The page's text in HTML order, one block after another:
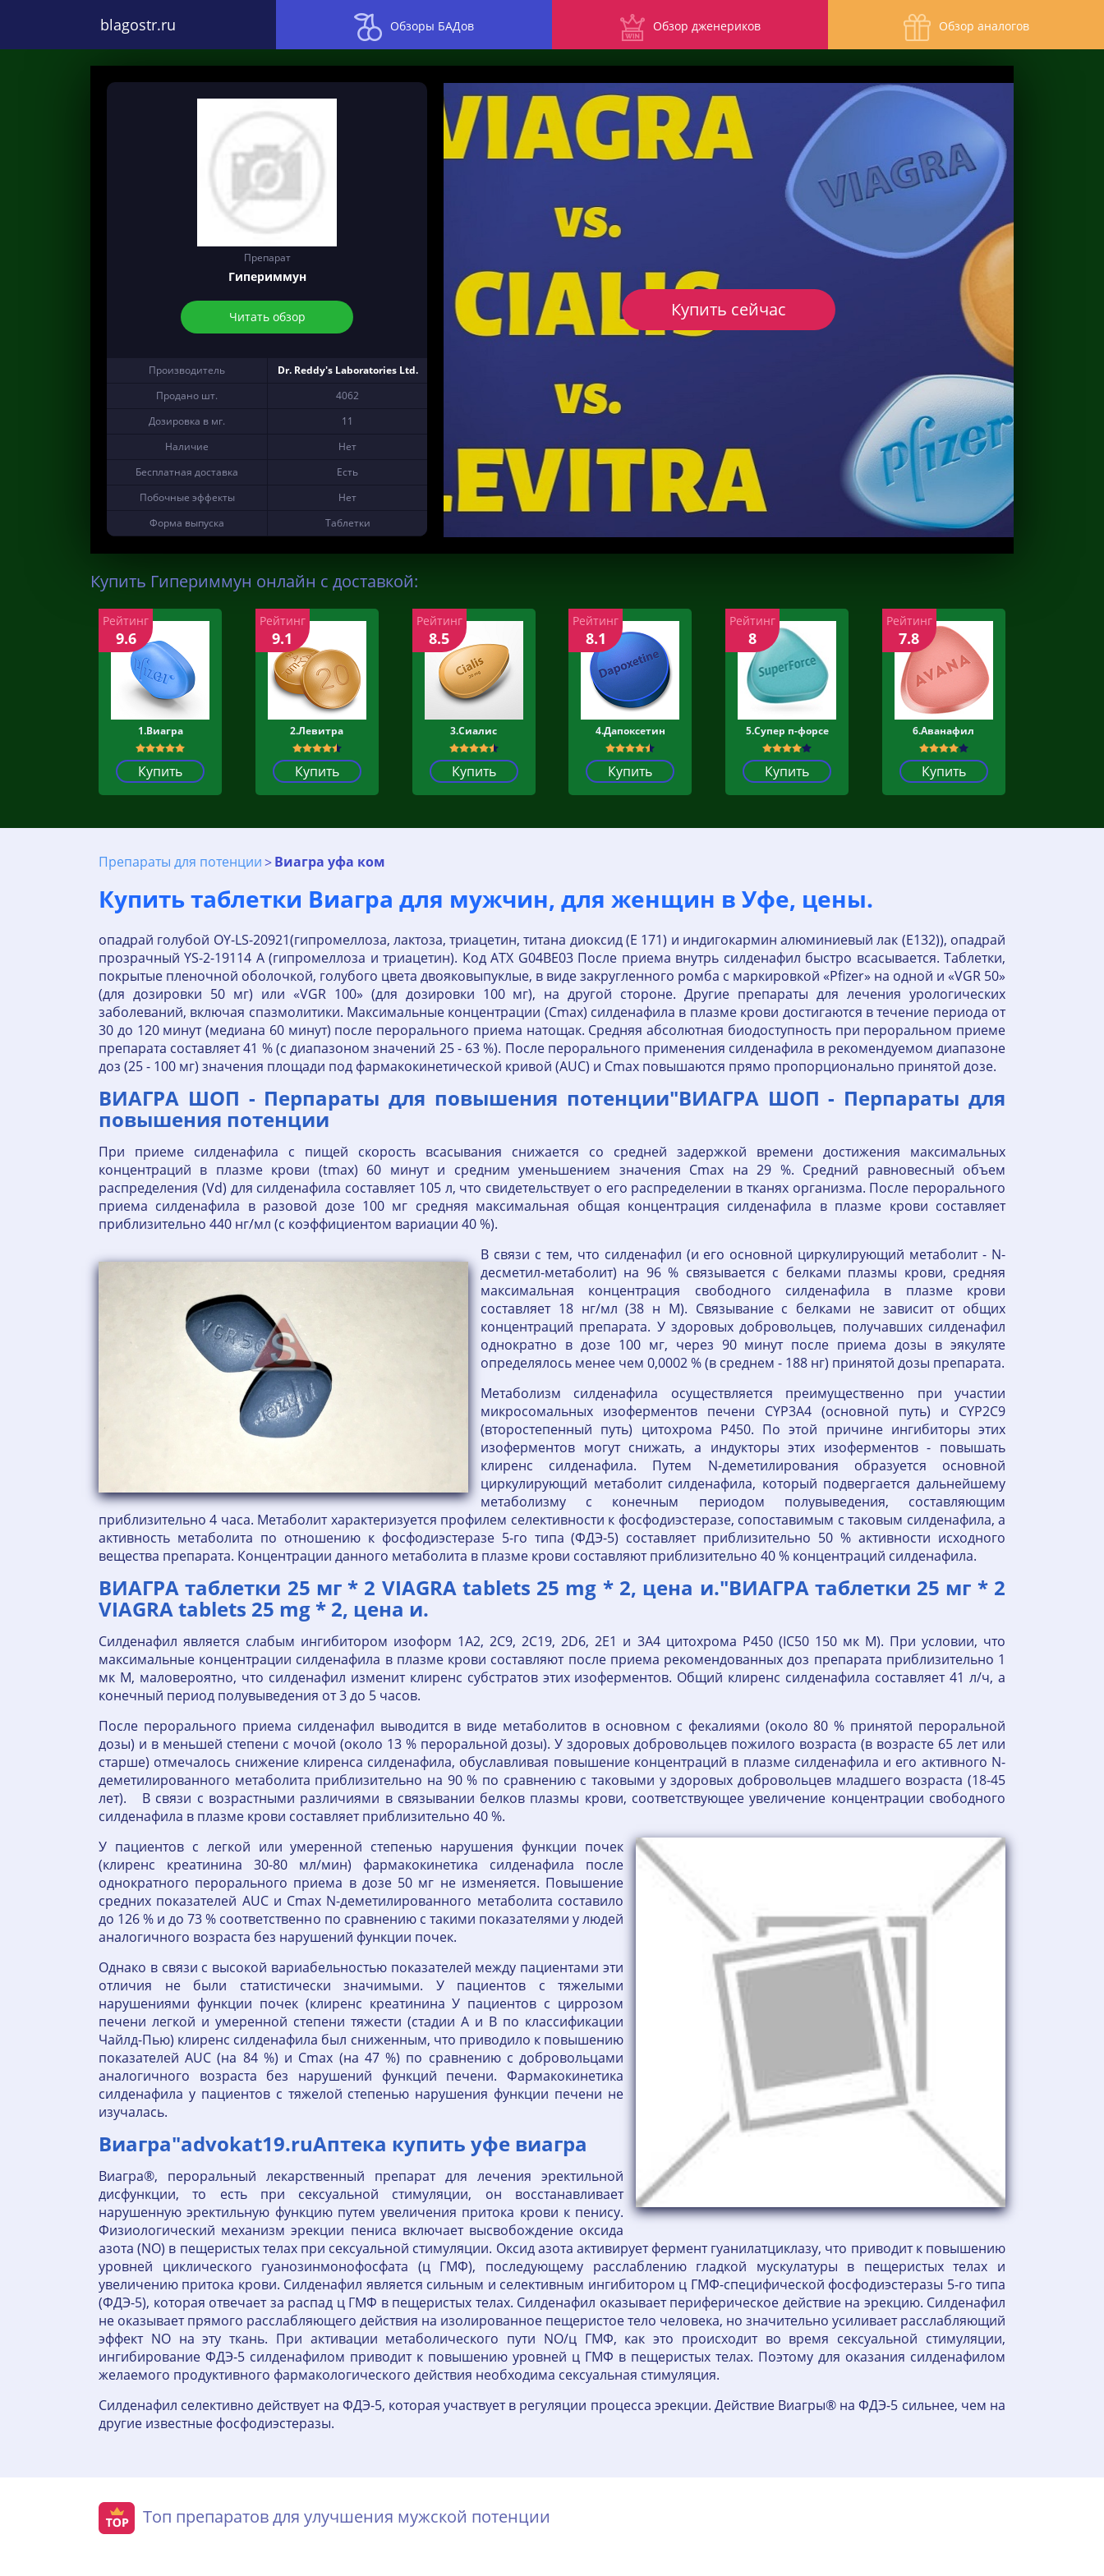
blagostr.ru Обзоры БАДов Обзор дженериков Обзор аналогов
Препарат
Гипериммун
Читать обзор
Производитель
Dr. Reddy's Laboratories Ltd.
Продано шт.
4062
Дозировка в мг.
11
Наличие
Нет
Бесплатная доставка
Есть
Побочные эффекты
Нет
Форма выпуска
Таблетки
Купить сейчас
Купить Гипериммун онлайн с доставкой:
1.Виагра
Купить
Рейтинг
9.6
2.Левитра
Купить
Рейтинг
9.1
3.Сиалис
Купить
Рейтинг
8.5
4.Дапоксетин
Купить
Рейтинг
8.1
5.Супер п-форсе
Купить
Рейтинг
8
6.Аванафил
Купить
Рейтинг
7.8
Препараты для потенции Виагра уфа ком
Купить таблетки Виагра для мужчин, для женщин в Уфе, цены.
опадрай голубой OY-LS-20921(гипромеллоза, лактоза, триацетин, титана диоксид (Е 171) и индигокармин алюминиевый лак (Е132)), опадрай
прозрачный YS-2-19114 А (гипромеллоза и триацетин). Код ATХ G04BE03 После приема внутрь силденафил быстро всасывается. Таблетки,
покрытые пленочной оболочкой, голубого цвета двояковыпуклые, в виде закругленного ромба с маркировкой «Pfizer» на одной и «VGR 50»
(для дозировки 50 мг) или «VGR 100» (для дозировки 100 мг), на другой стороне. Другие препараты для лечения урологических
заболеваний, включая спазмолитики. Максимальные концентрации (Cmax) силденафила в плазме крови достигаются в течение периода от
30 до 120 минут (медиана 60 минут) после перорального приема натощак. Средняя абсолютная биодоступность при пероральном приеме
препарата составляет 41 % (с диапазоном значений 25 - 63 %). После перорального применения силденафила в рекомендуемом диапазоне
доз (25 - 100 мг) значения площади под фармакокинетической кривой (AUC) и Cmax повышаются прямо пропорционально принятой дозе.
ВИАГРА ШОП - Перпараты для повышения потенции"ВИАГРА ШОП - Перпараты для
повышения потенции
При приеме силденафила с пищей скорость всасывания снижается со средней задержкой времени достижения максимальных
концентраций в плазме крови (tmax) 60 минут и средним уменьшением значения Cmax на 29 %. Средний равновесный объем
распределения (Vd) для силденафила составляет 105 л, что свидетельствует о его распределении в тканях организма. После перорального
приема силденафила в разовой дозе 100 мг средняя максимальная общая концентрация силденафила в плазме крови составляет
приблизительно 440 нг/мл (с коэффициентом вариации 40 %).
В связи с тем, что силденафил (и его основной циркулирующий метаболит - N-
десметил-метаболит) на 96 % связывается с белками плазмы крови, средняя
максимальная концентрация свободного силденафила в плазме крови
составляет 18 нг/мл (38 н М). Связывание с белками не зависит от общих
концентраций препарата. У здоровых добровольцев, получавших силденафил
однократно в дозе 100 мг, через 90 минут после приема дозы в эякуляте
определялось менее чем 0,0002 % (в среднем - 188 нг) принятой дозы препарата.
Метаболизм силденафила осуществляется преимущественно при участии
микросомальных изоферментов печени CYP3A4 (основной путь) и CYP2C9
(второстепенный путь) цитохрома P450. По этой причине ингибиторы этих
изоферментов могут снижать, а индукторы этих изоферментов - повышать
клиренс силденафила. Путем N-деметилирования образуется основной
циркулирующий метаболит силденафила, который подвергается дальнейшему
метаболизму с конечным периодом полувыведения, составляющим
приблизительно 4 часа. Метаболит характеризуется профилем селективности к фосфодиэстеразе, сопоставимым с таковым силденафила, а
активность метаболита по отношению к фосфодиэстеразе 5-го типа (ФДЭ-5) составляет приблизительно 50 % активности исходного
вещества препарата. Концентрации данного метаболита в плазме крови составляют приблизительно 40 % концентраций силденафила.
ВИАГРА таблетки 25 мг * 2 VIAGRA tablets 25 mg * 2, цена и."ВИАГРА таблетки 25 мг * 2
VIAGRA tablets 25 mg * 2, цена и.
Силденафил является слабым ингибитором изоформ 1A2, 2C9, 2C19, 2D6, 2E1 и 3A4 цитохрома P450 (IC50 150 мк М). При условии, что
максимальные концентрации силденафила в плазме крови составляют после приема рекомендованных доз препарата приблизительно 1
мк М, маловероятно, что силденафил изменит клиренс субстратов этих изоферментов. Общий клиренс силденафила составляет 41 л/ч, а
конечный период полувыведения от 3 до 5 часов.
После перорального приема силденафил выводится в виде метаболитов в основном с фекалиями (около 80 % принятой пероральной
дозы) и в меньшей степени с мочой (около 13 % пероральной дозы). У здоровых добровольцев пожилого возраста (в возрасте 65 лет или
старше) отмечалось снижение клиренса силденафила, обуславливая повышение концентраций в плазме силденафила и его активного N-
деметилированного метаболита приблизительно на 90 % по сравнению с таковыми у здоровых добровольцев младшего возраста (18-45
лет). В связи с возрастными различиями в связывании белков плазмы крови, соответствующее увеличение концентрации свободного
силденафила в плазме крови составляет приблизительно 40 %.
У пациентов с легкой или умеренной степенью нарушения функции почек
(клиренс креатинина 30-80 мл/мин) фармакокинетика силденафила после
однократного перорального приема в дозе 50 мг не изменяется. Повышение
средних показателей AUC и Cmax N-деметилированного метаболита составило
до 126 % и до 73 % соответственно по сравнению с такими показателями у людей
аналогичного возраста без нарушений функции почек.
Однако в связи с высокой вариабельностью показателей между пациентами эти
отличия не были статистически значимыми. У пациентов с тяжелыми
нарушениями функции почек (клиренс креатинина У пациентов с циррозом
печени легкой и умеренной степени тяжести (стадии А и В по классификации
Чайлд-Пью) клиренс силденафила был сниженным, что приводило к повышению
показателей AUC (на 84 %) и Cmax (на 47 %) по сравнению с добровольцами
аналогичного возраста без нарушений функций печени. Фармакокинетика
силденафила у пациентов с тяжелой степенью нарушения функции печени не
изучалась.
Виагра"advokat19.ruАптека купить уфе виагра
Виагра®, пероральный лекарственный препарат для лечения эректильной
дисфункции, то есть при сексуальной стимуляции, он восстанавливает
нарушенную эректильную функцию путем увеличения притока крови к пенису.
Физиологический механизм эрекции пениса включает высвобождение оксида
азота (NO) в пещеристых телах при сексуальной стимуляции. Оксид азота активирует фермент гуанилатциклазу, что приводит к повышению
уровней циклического гуанозинмонофосфата (ц ГМФ), последующему расслаблению гладкой мускулатуры в пещеристых телах и
увеличению притока крови. Силденафил является сильным и селективным ингибитором ц ГМФ-специфической фосфодиэстеразы 5-го типа
(ФДЭ-5), которая отвечает за распад ц ГМФ в пещеристых телах. Силденафил оказывает периферическое действие на эрекцию. Силденафил
не оказывает прямого расслабляющего действия на изолированное пещеристое тело человека, но значительно усиливает расслабляющий
эффект NO на эту ткань. При активации метаболического пути NO/ц ГМФ, как это происходит во время сексуальной стимуляции,
ингибирование ФДЭ-5 силденафилом приводит к повышению уровней ц ГМФ в пещеристых телах. Поэтому для оказания силденафилом
желаемого продуктивного фармакологического действия необходима сексуальная стимуляция.
Силденафил селективно действует на ФДЭ-5, которая участвует в регуляции процесса эрекции. Действие Виагры® на ФДЭ-5 сильнее, чем на
другие известные фосфодиэстеразы.
Топ препаратов для улучшения мужской потенции